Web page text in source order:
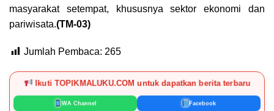
masyarakat setempat, khususnya sektor ekonomi dan
pariwisata.(TM-03)
Jumlah Pembaca: 265
Ikuti TOPIKMALUKU.COM untuk dapatkan berita terbaru
WA Channel Facebook